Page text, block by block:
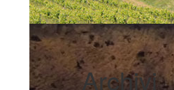
Archivi